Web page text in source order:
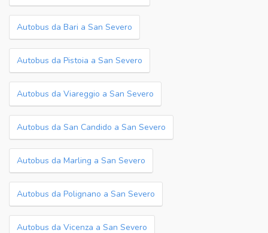
Autobus da Bari a San Severo
Autobus da Pistoia a San Severo
Autobus da Viareggio a San Severo
Autobus da San Candido a San Severo
Autobus da Marling a San Severo
Autobus da Polignano a San Severo
Autobus da Vicenza a San Severo